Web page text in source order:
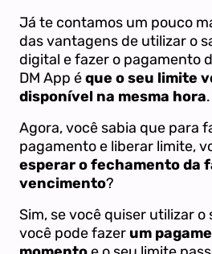
Já te contamos um pouco
das vantagens de utilizar o
digital e fazer o pagamento
DM App éque o seu limite
disponível na mesma hora.
Agora, você sabia que para
pagamento e liberar limite,
esperar o fechamento da
vencimento?
Sim, se você quiser utilizar o
você pode fazer um